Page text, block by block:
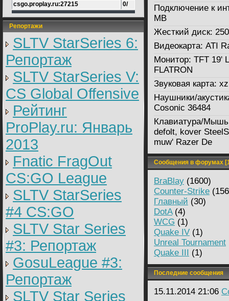
csgo.proplay.ru:27215 0/
Репортажи
SLTV StarSeries 6:
Репортаж
SLTV StarSeries V:
CS Global Offensive
Рейтинг
ProPlay.ru: Январь
2013
Fnatic FragOut
CS:GO League
SLTV StarSeries
#4 CS:GO
SLTV Star Series
#3: Репортаж
GosuLeague #3:
Репортаж
SLTV Star Series
Подключение к
MB
Жесткий диск:
Видеокарта: ATI
Монитор: TFT 19'
FLATRON
Звуковая карта: xz
Наушники/
Cosonic 36484
Клавиатура/
defolt, kover
muw' Razer De
Сообщения в форумах
BraBlay (1600)
Counter-Strike
Главный (30)
DotA(4)
WCG (1)
Quake IV (1)
Unreal Tournament
Quake III (1)
Последние сообщения
15.11.2014 21:06